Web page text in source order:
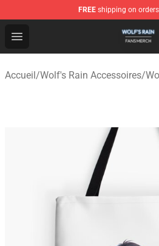
FREE shipping on
Open menu
Wolf's Rain Shop - Official
Accueil/Wolf's Rain Accessoires/